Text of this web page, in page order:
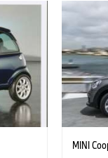
MINI